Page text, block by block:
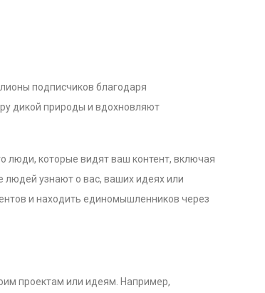
подписчиков благодаря
дикой природы и вдохновляют
люди, которые видят ваш контент, включая
узнают о вас, ваших идеях или
и находить единомышленников через
проектам или идеям. Например,